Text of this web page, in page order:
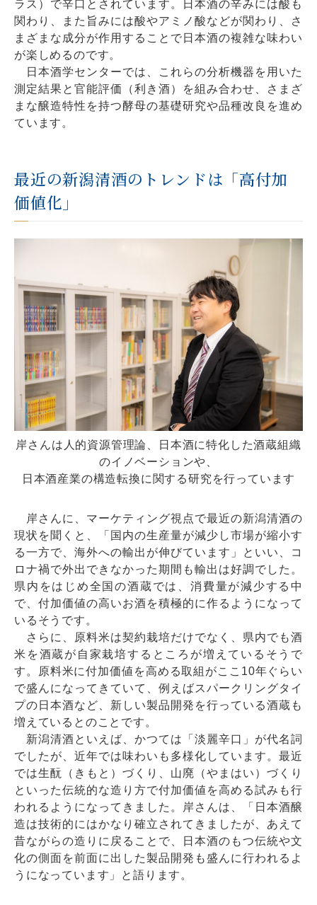
ラス）で辛口とされています。日本酒の辛みには酸も
関わり、また旨みには酸やアミノ酸などが関わり、さ
まざまな成分が作用することで日本酒の複雑な味わい
が楽しめるのです。
日本酒学センターでは、これらの分析機器を用いた
測定結果と官能評価（利き酒）を組み合わせ、さまざ
まな醸造特性を持つ酵母の基礎研究や品種改良を進め
ています。
最近の新潟清酒のトレンドは「高付加
価値化」
岸さんは人的資源管理論、日本酒に特化した酒蔵組織
のイノベーションや、
日本酒産業の構造転換に関する研究を行っています
岸さんに、マーケティング視点で最近の新潟清酒の
現状を聞くと、「国内の生産量が減少し市場が縮小す
る一方で、海外への輸出が伸びています」といい、コ
ロナ禍で外出できなかった期間も輸出は好調でした。
県内をはじめ全国の酒蔵では、消費量が減少する中
で、付加価値の高いお酒を積極的に作るようになって
いるそうです。
さらに、原料米は契約栽培だけでなく、県内でも酒
米を酒蔵が自家栽培するところが増えているそうで
す。原料米に付加価値を高める取組がここ10年ぐらい
で盛んになってきていて、例えばスパークリングタイ
プの日本酒など、新しい製品開発を行っている酒蔵も
増えているとのことです。
新潟清酒といえば、かつては「淡麗辛口」が代名詞
でしたが、近年では味わいも多様化しています。最近
では生酛（きもと）づくり、山廃（やまはい）づくり
といった伝統的な造り方で付加価値を高める試みも行
われるようになってきました。岸さんは、「日本酒醸
造は技術的にはかなり確立されてきましたが、あえて
昔ながらの造りに戻ることで、日本酒のもつ伝統や文
化の側面を前面に出した製品開発も盛んに行われるよ
うになっています」と語ります。